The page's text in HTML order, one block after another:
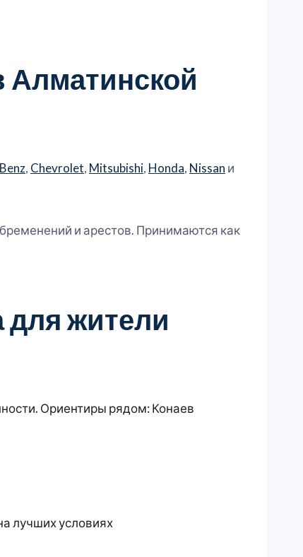
Алматинской
, Chevrolet, Mitsubishi, Honda, Nissan и
и арестов. Принимаются как
для жители
Ориентиры рядом: Конаев
лучших условиях